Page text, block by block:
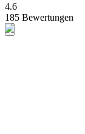
4.6
185 Bewertungen